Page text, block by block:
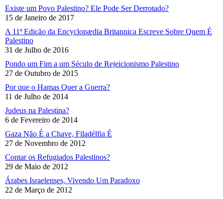
Existe um Povo Palestino? Ele Pode Ser Derrotado?
15 de Janeiro de 2017
A 11ª Edição da Encyclopædia Britannica Escreve Sobre Quem É
Palestino
31 de Julho de 2016
Pondo um Fim a um Século de Rejeicionismo Palestino
27 de Outubro de 2015
Por que o Hamas Quer a Guerra?
11 de Julho de 2014
Judeus na Palestina?
6 de Fevereiro de 2014
Gaza Não É a Chave, Filadélfia É
27 de Novembro de 2012
Contar os Refugiados Palestinos?
29 de Maio de 2012
Árabes Israelenses, Vivendo Um Paradoxo
22 de Março de 2012